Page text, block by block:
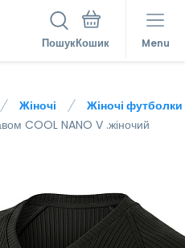
Пошук Menu
Жіночі
Жіночі
COOL NANO V .жіночий